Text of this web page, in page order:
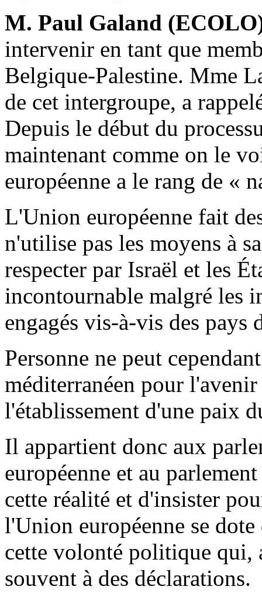
M. Paul Galand
intervenir en tant que
Belgique-Palestine. Mme
de cet intergroupe, a
Depuis le début du
maintenant comme on le
européenne a le rang de «
L'Union européenne fait
n'utilise pas les moyens à
respecter par Israël et les
incontournable malgré les
engagés vis-à-vis des pays
Personne ne peut
méditerranéen pour
l'établissement d'une paix
Il appartient donc aux
européenne et au
cette réalité et d'insister
l'Union européenne se
cette volonté politique qui,
souvent à des déclarations.